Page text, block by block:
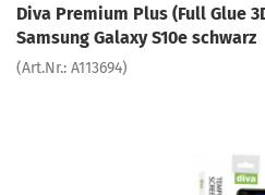
Diva Pre­mi­um Plus (Full Glue
Sam­sung Ga­la­xy S10e schwarz
(Art.Nr.: A113694)